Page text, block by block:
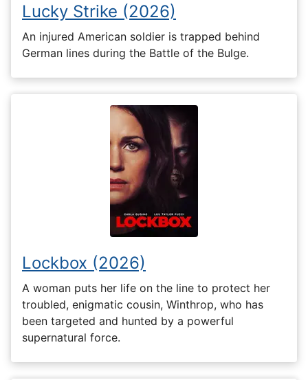
Lucky Strike (2026)
An injured American soldier is trapped behind
German lines during the Battle of the Bulge.
Lockbox (2026)
A woman puts her life on the line to protect her
troubled, enigmatic cousin, Winthrop, who has
been targeted and hunted by a powerful
supernatural force.